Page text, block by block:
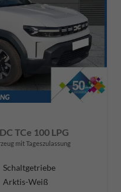
TCe 100 LPG
mit Tageszulassung
Schaltgetriebe
Arktis-Weiß